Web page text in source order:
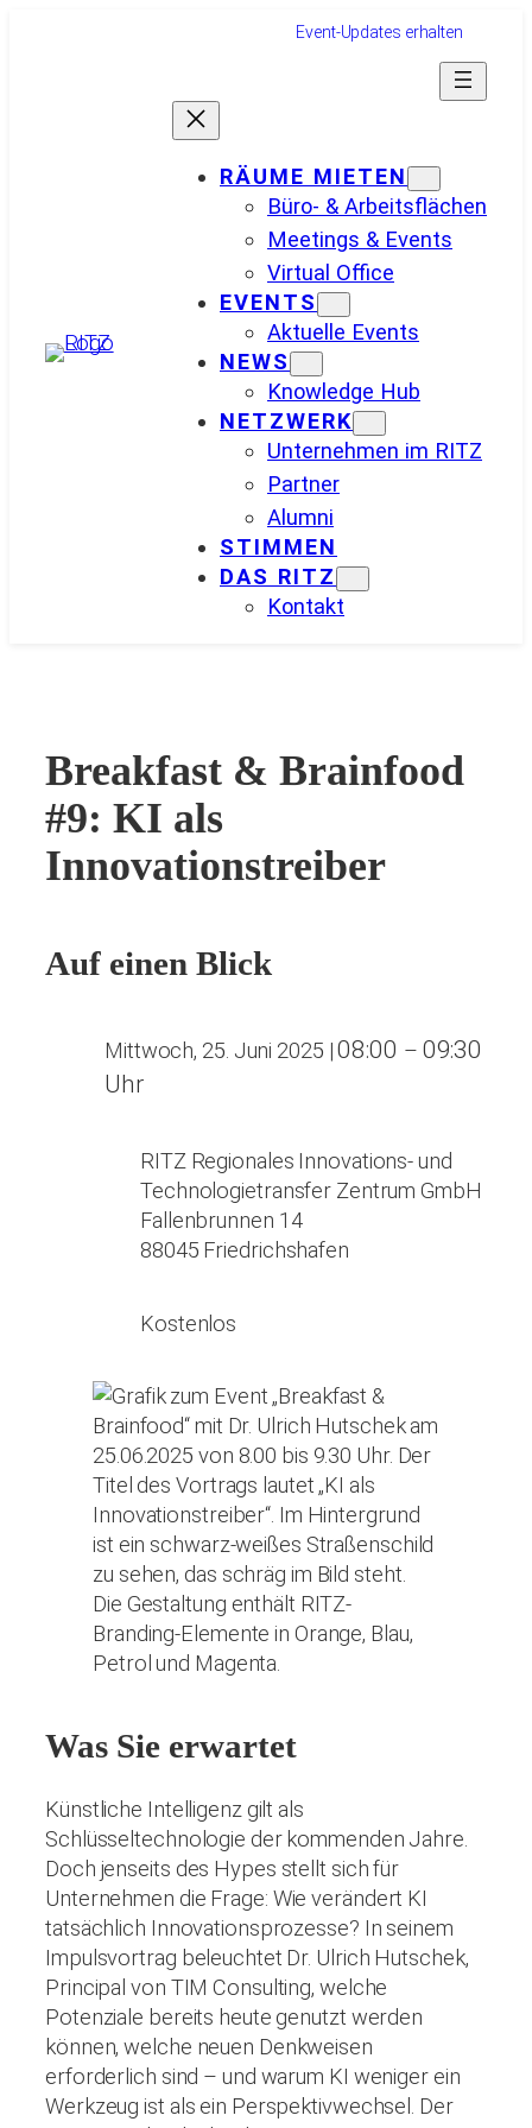
Event-Updates erhalten
RÄUME MIETEN
Büro- & Arbeitsflächen
Meetings & Events
Virtual Office
EVENTS
Aktuelle Events
NEWS
Knowledge Hub
NETZWERK
Unternehmen im RITZ
Partner
Alumni
STIMMEN
DAS RITZ
Kontakt
Breakfast & Brainfood
#9: KI als
Innovationstreiber
Auf einen Blick
Mittwoch, 25. Juni 2025 |08:00 – 09:30
Uhr
RITZ Regionales Innovations- und
Technologietransfer Zentrum GmbH
Fallenbrunnen 14
88045 Friedrichshafen
Kostenlos
Was Sie erwartet
Künstliche Intelligenz gilt als
Schlüsseltechnologie der kommenden Jahre.
Doch jenseits des Hypes stellt sich für
Unternehmen die Frage: Wie verändert KI
tatsächlich Innovationsprozesse? In seinem
Impulsvortrag beleuchtet Dr. Ulrich Hutschek,
Principal von TIM Consulting, welche
Potenziale bereits heute genutzt werden
können, welche neuen Denkweisen
erforderlich sind – und warum KI weniger ein
Werkzeug ist als ein Perspektivwechsel. Der